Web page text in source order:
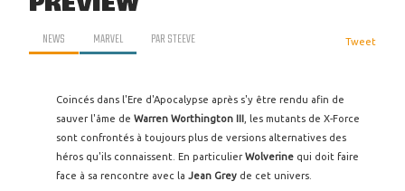
NEWS MARVEL PARSTEEVE Tweet
Coincés dans l'Ere d'Apocalypse après s'y être rendu afin de
sauver l'âme de Warren Worthington III , les mutants de X-Force
sont confrontés à toujours plus de versions alternatives des
héros qu'ils connaissent. En particulierWolverine qui doit faire
face à sa rencontre avec la Jean Grey de cet univers.